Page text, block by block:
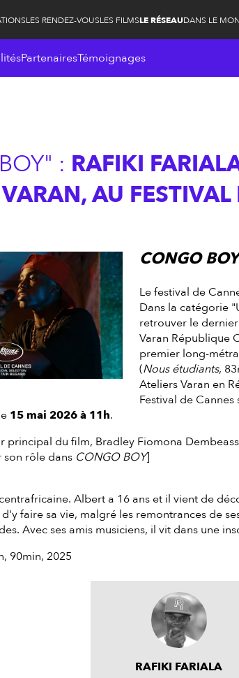
LES RENDEZ-VOUSLES FILMSLE RÉSEAUDANS LE
PartenairesTémoignages
: RAFIKI
VARAN, AU
CONGO BOY
Le festival de
Dans la catégorie
retrouver le
Varan République
premier long-
(Nous étudiants,
Ateliers Varan en
Festival de
15 mai 2026 à 11h.
principal du film, Bradley Fiomona
rôle dans CONGO BOY]
Albert a 16 ans et il vient de
faire sa vie, malgré les remontrances de
Avec ses amis musiciens, il vit dans une
90min, 2025
RAFIKI FARIALA